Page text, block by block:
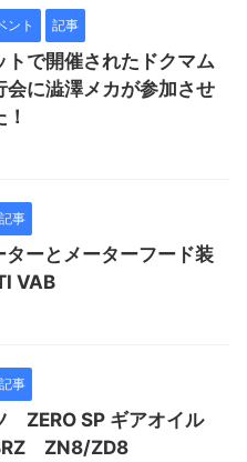
ント 記事
トで開催されたドクマム
会に澁澤メカが参加させ
記事
ーとメーターフード装
VAB
記事
ZERO SP ギアオイル
ZN8/ZD8